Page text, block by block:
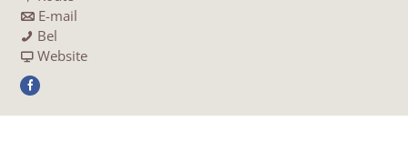
c
a
r
d
E-mail
a
o
Bel
o
c
Websitev
M
F
a